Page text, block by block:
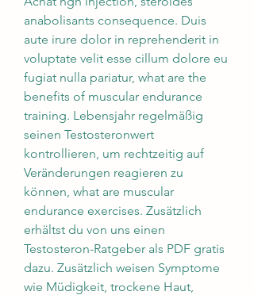
anabolisants consequence. Duis
aute irure dolor in reprehenderit in
voluptate velit esse cillum dolore eu
fugiat nulla pariatur, what are the
benefits of muscular endurance
training. Lebensjahr regelmäßig
seinen Testosteronwert
kontrollieren, um rechtzeitig auf
Veränderungen reagieren zu
können, what are muscular
endurance exercises. Zusätzlich
erhältst du von uns einen
Testosteron-Ratgeber als PDF gratis
dazu. Zusätzlich weisen Symptome
wie Müdigkeit, trockene Haut,